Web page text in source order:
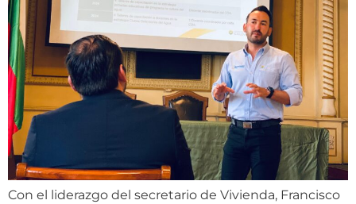
Con el liderazgo del secretario de Vivienda, Francisco